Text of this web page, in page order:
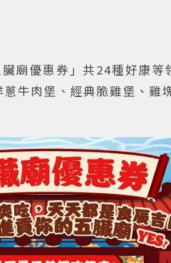
廟優惠券」共24種好康等
牛肉堡、經典脆雞堡、雞